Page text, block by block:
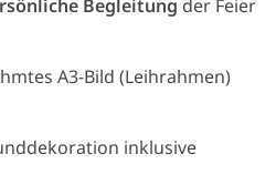
Begleitung der Feier
A3-Bild (Leihrahmen)
inklusive